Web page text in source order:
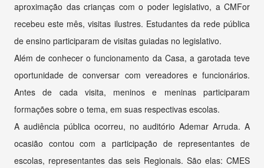
aproximação das crianças com o poder legislativo, a CMFor
recebeu este mês, visitas ilustres. Estudantes da rede pública
de ensino participaram de visitas guiadas no legislativo.
Além de conhecer o funcionamento da Casa, a garotada teve
oportunidade de conversar com vereadores e funcionários.
Antes de cada visita, meninos e meninas participaram
formações sobre o tema, em suas respectivas escolas.
A audiência pública ocorreu, no auditório Ademar Arruda. A
ocasião contou com a participação de representantes de
escolas, representantes das seis Regionais. São elas: CMES